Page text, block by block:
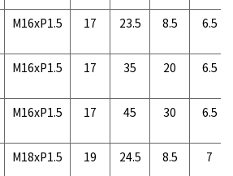
M16xP1.5 17 23.5 8.5 6.5
M16xP1.5 17 35 20 6.5
M16xP1.5 17 45 30 6.5
M18xP1.5 19 24.5 8.5 7